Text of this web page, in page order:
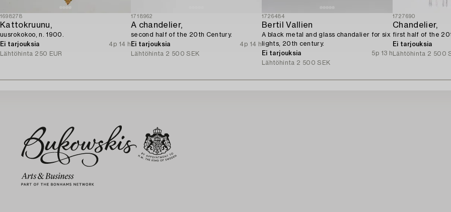
1698278
Kattokruunu,
uusrokokoo, n. 1900.
Ei tarjouksia
4p 14 h
Lähtöhinta 250 EUR
1718962
A chandelier,
second half of the 20th Century.
Ei tarjouksia
4p 14 h
Lähtöhinta 2 500 SEK
1726484
Bertil Vallien
A black metal and glass chandalier for six
lights, 20th century.
Ei tarjouksia
5p 13 h
Lähtöhinta 2 500 SEK
1727690
Chandelier,
first half of the
Ei tarjouksia
Lähtöhinta 2 500